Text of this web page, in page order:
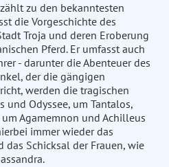
zu den bekanntesten
die Vorgeschichte des
Troja und deren Eroberung
Pferd. Er umfasst auch
- darunter die Abenteuer des
der die gängigen
werden die tragischen
und Odyssee, um Tantalos,
Agamemnon und Achilleus
immer wieder das
Schicksal der Frauen, wie